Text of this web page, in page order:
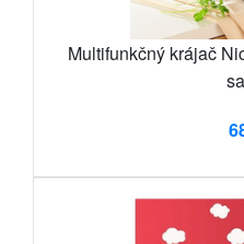
Multifunkčný krájač